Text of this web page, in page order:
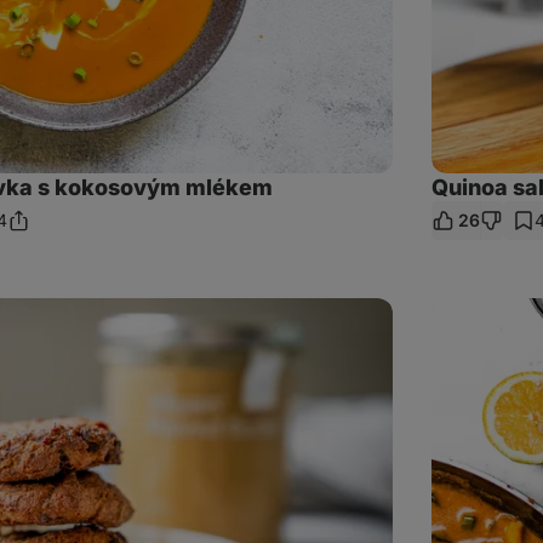
s kokosovým mlékem
Sdílet
Quinoa
26